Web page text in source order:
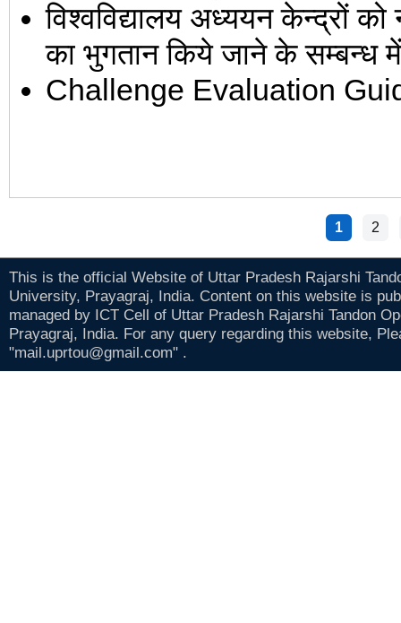
विश्वविद्यालय अध्ययन केन्द्रों
का भुगतान किये जाने के सम्बन्ध
Challenge Evaluation
1 2
This is the official Website of Uttar Pradesh Rajarshi
University, Prayagraj, India. Content on this website is
managed by ICT Cell of Uttar Pradesh Rajarshi Tandon
Prayagraj, India. For any query regarding this website,
"mail.uprtou@gmail.com" .